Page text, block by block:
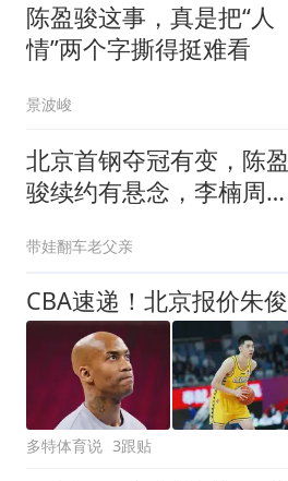
陈盈骏这事，真是把“人
情”两个字撕得挺难看
景波峻
北京首钢夺冠有变，陈盈
骏续约有悬念，李楠周琦
带娃翻车老父亲
多特体育说 3跟贴